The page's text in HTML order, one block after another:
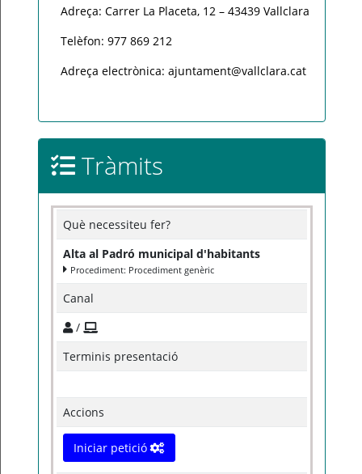
Adreça: Carrer La Placeta, 12 – 43439 Vallclara
Telèfon: 977 869 212
Adreça electrònica: ajuntament@vallclara.cat
Tràmits
Què necessiteu fer?
Alta al Padró municipal d'habitants
Procediment: Procediment genèric
Canal
/
Terminis presentació
Accions
Iniciar petició